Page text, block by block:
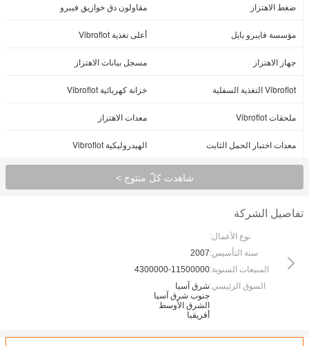
ضغط الاهتزاز مقاولون دق خوازيق فيبرو
مؤسسة فايبرو بايل أعلى تغذية Vibroflot
جهاز الاهتزاز مسجل بيانات الاهتزاز
Vibroflot التغذية السفلية خزانة كهربائية Vibroflot
ملحقات Vibroflot معدات الاهتزاز
معدات اختبار الحمل الثابت الهيدروليكية Vibroflot
شاهدت كلّ منتوج >
تفاصيل الشركة
نوع الأعمال:
سنة التأسيس:2007
المبيعات السنوية:4300000-11500000
السوق الرئيسي:شرق آسيا
جنوب شرق آسيا
الشرق الأوسط
أفريقيا